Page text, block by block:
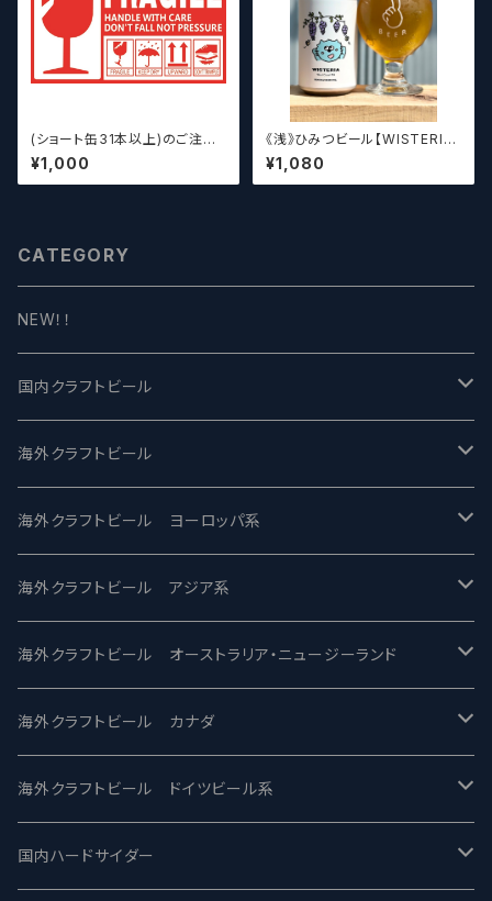
(ショート缶31本以上)のご注文
の場合いこちらをご購入くださ
い。 【クラフトビール】
¥1,000
《浅》ひみつビール【WISTERIA】
／ ウィステリア
¥1,080
CATEGORY
NEW！！
国内クラフトビール
UCHU BREWING -うちゅうブルーイング
バテレ -VERTERE
2nd Story Ale Works -セカンドストーリー
ビアへるん - Beer Hearn
忽布古丹醸造 - HOP KOTAN
ワイマーケットブルーイング Y.Market Brewing
志賀高原ビール - SIGAKOGEN
海外クラフトビール
Modern Times モダンタイムズ
Maui マウイ
Toppling Goliath トップリンゴライアス
Fair State フェアステイト
Lagunitas ラグニタス
FirestoneWalker ファイアストーン
海外クラフトビール ヨーロッパ系
UnBarred -アンバード
SAIREN /サイレン
ワイルドチャイルド - Wilde Child
BrewDog Brewery - ブリュードッグ
The Flying Inn / ザ フライイング イン
海外クラフトビール アジア系
gweilo-鬼佬 グウァイロ
Heart Of Darkness - ハートオブダークネス
Carbon brews -カーボン
TAIHU - タイフー
海外クラフトビール オーストラリア・ニュージーランド
ROCKY RIDGE - ロッキーリッジ
BODRIGGY BREWING ボッドリッジー
CO-CONSPIRATORS コ・コンスピレーターズ
海外クラフトビール カナダ
Jackie O's ジャッキーオーズ
Westbrook ウェストブルック
海外クラフトビール ドイツビール系
Karmeliten カーメリテン
国内ハードサイダー